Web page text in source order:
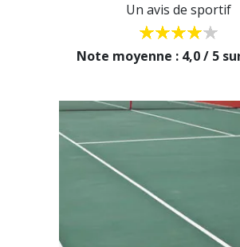
Un avis de sportif
Note moyenne : 4,0 / 5